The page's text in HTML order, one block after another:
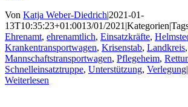
Von Katja Weber-Diedrich|2021-01-
13T10:35:23+01:0013/01/2021 |Kategorien|
Ehrenamt, ehrenamtlich, Einsatzkräfte,
Krankentransportwagen, Krisenstab, Landkreis,
Mannschaftstransportwagen, Pflegeheim,
Schnelleinsatztruppe, Unterstützung, Verlegung|
Weiterlesen